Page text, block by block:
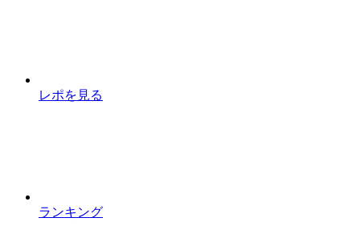
レポを見る
ランキング